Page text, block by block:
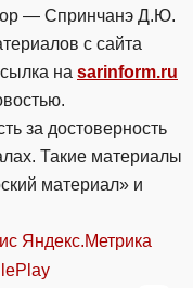
— Спринчанэ Д.Ю.
с сайта
на sarinform.ru
за достоверность
Такие материалы
материал» и
Яндекс.Метрика